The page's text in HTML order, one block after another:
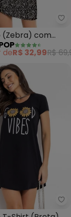
Feminino
(Zebra) com
deR$ 32,99R$
(Floral